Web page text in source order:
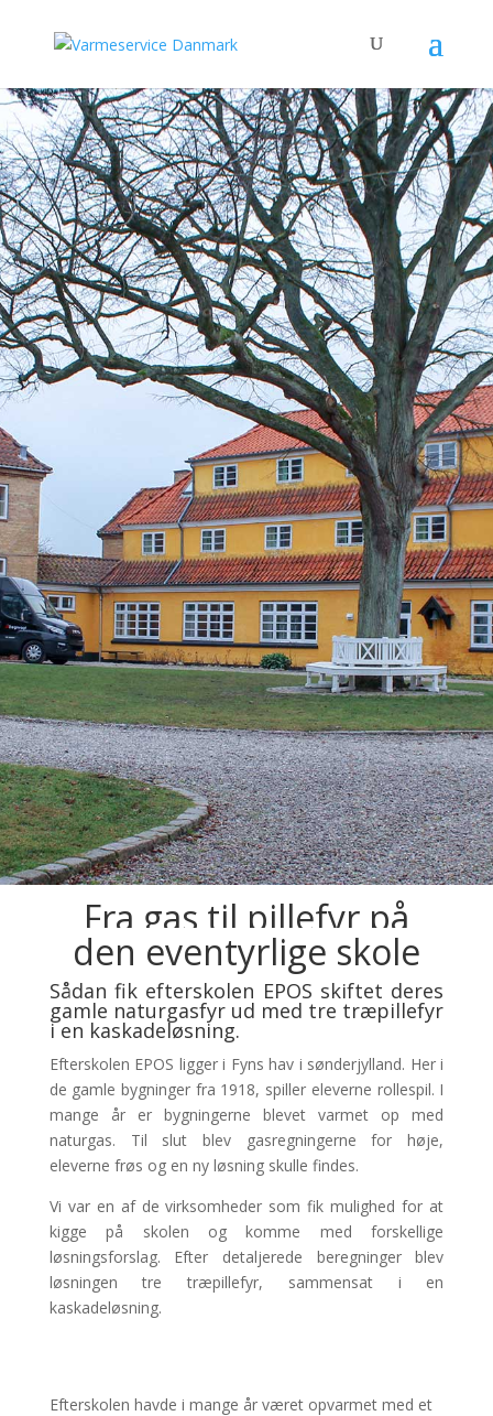
Fra gas til pillefyr på
den eventyrlige skole
Sådan fik efterskolen EPOS skiftet deres
gamle naturgasfyr ud med tre træpillefyr
i en kaskadeløsning.
Efterskolen EPOS ligger i Fyns hav i sønderjylland. Her i
de gamle bygninger fra 1918, spiller eleverne rollespil. I
mange år er bygningerne blevet varmet op med
naturgas. Til slut blev gasregningerne for høje,
eleverne frøs og en ny løsning skulle findes.
Vi var en af de virksomheder som fik mulighed for at
kigge på skolen og komme med forskellige
løsningsforslag. Efter detaljerede beregninger blev
løsningen tre træpillefyr, sammensat i en
kaskadeløsning.
Efterskolen havde i mange år været opvarmet med et